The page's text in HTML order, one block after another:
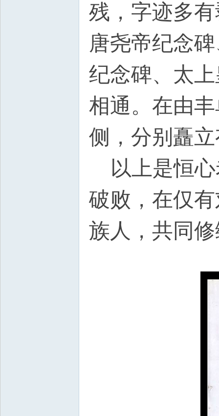
残，字迹多
唐尧帝纪念
纪念碑、太
相通。在由
侧，分别矗
以上是恒心
破败，在仅
族人，共同